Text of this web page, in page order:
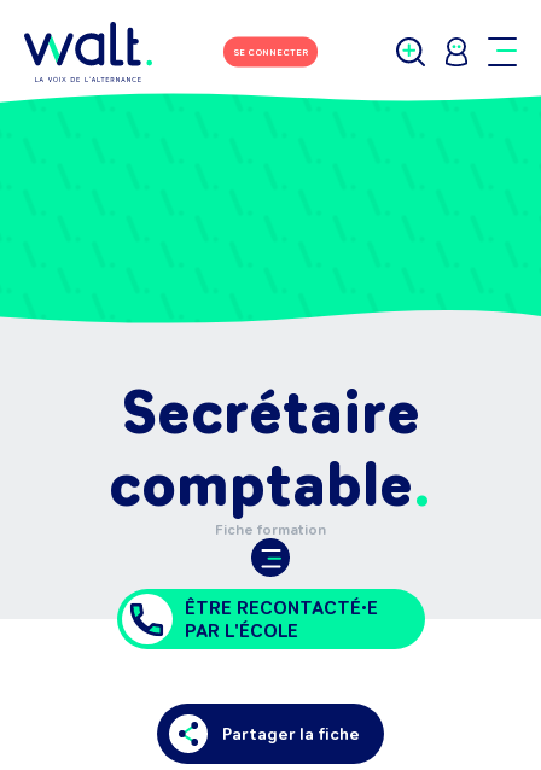
SE CONNECTER
Secrétaire
comptable
Fiche formation
ÊTRE RECONTACTÉ•E
PAR L'ÉCOLE
Partager la fiche